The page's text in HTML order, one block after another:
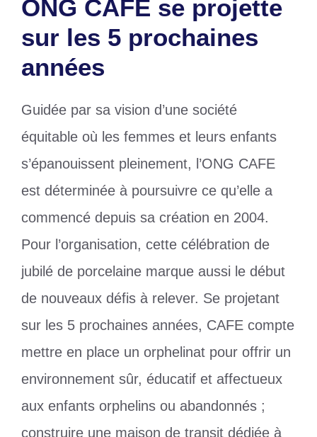
ONG CAFE se projette
sur les 5 prochaines
années
Guidée par sa vision d’une société
équitable où les femmes et leurs enfants
s’épanouissent pleinement, l’ONG CAFE
est déterminée à poursuivre ce qu’elle a
commencé depuis sa création en 2004.
Pour l’organisation, cette célébration de
jubilé de porcelaine marque aussi le début
de nouveaux défis à relever. Se projetant
sur les 5 prochaines années, CAFE compte
mettre en place un orphelinat pour offrir un
environnement sûr, éducatif et affectueux
aux enfants orphelins ou abandonnés ;
construire une maison de transit dédiée à